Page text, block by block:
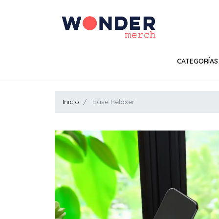
CATEGORÍAS
Inicio Base Relaxer